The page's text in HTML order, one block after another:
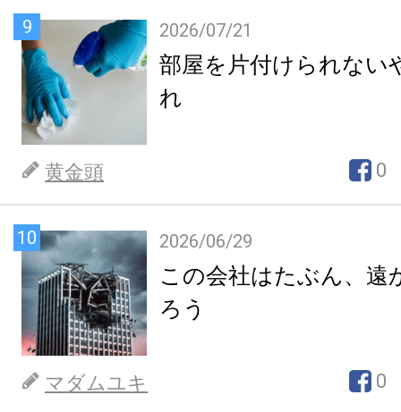
9 2026/07/21
部屋を片付けられない
れ
黄金頭 0
10 2026/06/29
この会社はたぶん、遠
ろう
マダムユキ 0